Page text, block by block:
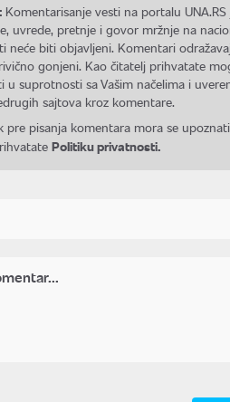
Komentarisanje vesti na portalu
uvrede, pretnje i govor mržnje na
neće biti objavljeni. Komentari
gonjeni. Kao čitatelj prihvatate
u suprotnosti sa Vašim načelima i
sajtova kroz komentare.
pre pisanja komentara mora se
Politiku privatnosti.